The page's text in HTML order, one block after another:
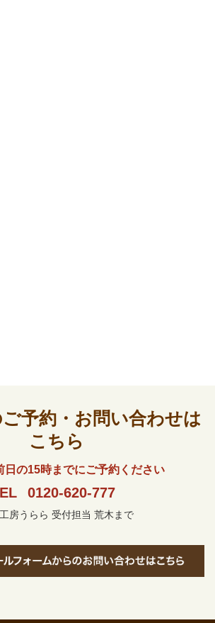
予約・お問い合わせは
こちら
日の15時までにご予約ください
0120-620-777
房うらら 受付担当 荒木まで